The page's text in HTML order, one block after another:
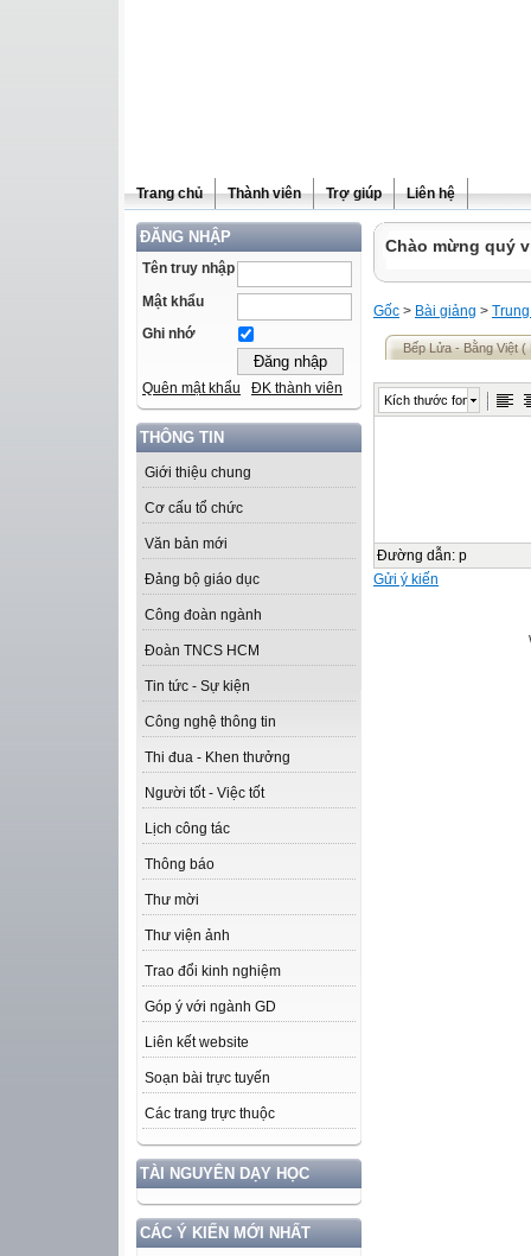
Trang chủ Thành viên Trợ giúp Liên hệ
ĐĂNG NHẬP
Tên truy nhập
Mật khẩu
Ghi nhớ
Quên mật khẩu ĐK thành viên
THÔNG TIN
Giới thiệu chung
Cơ cấu tổ chức
Văn bản mới
Đảng bộ giáo dục
Công đoàn ngành
Đoàn TNCS HCM
Tin tức - Sự kiện
Công nghệ thông tin
Thi đua - Khen thưởng
Người tốt - Việc tốt
Lịch công tác
Thông báo
Thư mời
Thư viện ảnh
Trao đổi kinh nghiệm
Góp ý với ngành GD
Liên kết website
Soạn bài trực tuyến
Các trang trực thuộc
TÀI NGUYÊN DẠY HỌC
CÁC Ý KIẾN MỚI NHẤT
Chào mừng quý
Gốc > Bài giảng >
Bếp Lửa - Bằng Việt
Kích thước font
Đường dẫn: p
Gửi ý kiến